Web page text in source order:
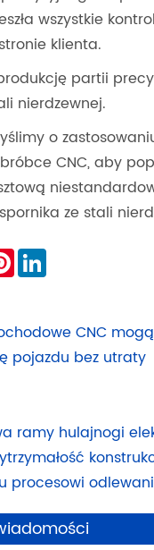
wszystkie
klienta.
partii
nierdzewnej.
o
CNC, aby
ze stali
Pinterest
CNC
pojazdu bez utraty
ramy hulajnogi
procesowi